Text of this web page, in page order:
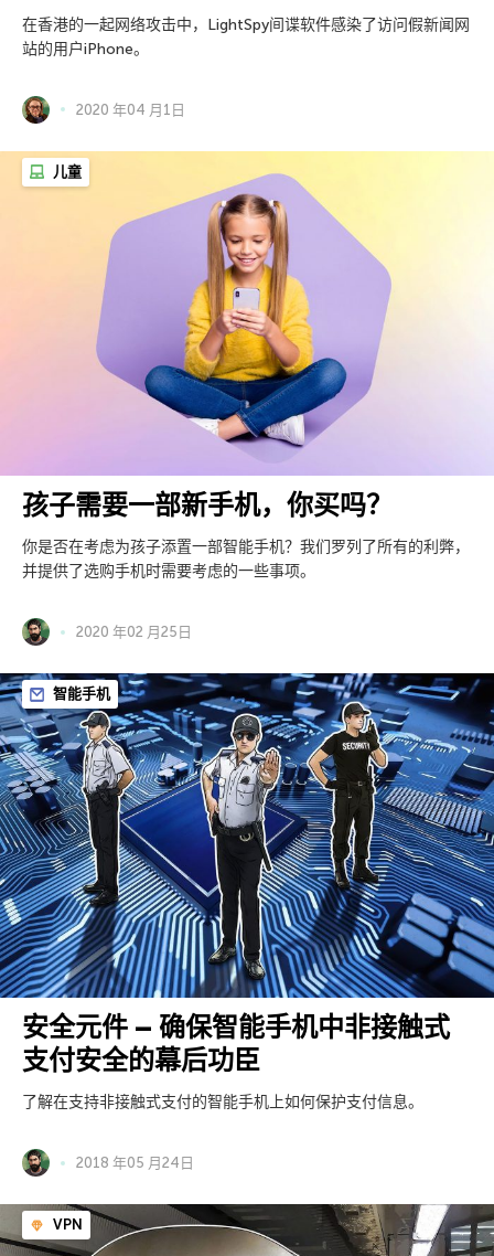
在香港的一起网络攻击中，LightSpy间谍软件感染了访问假新闻网
站的用户iPhone。
2020 年04 月1日
儿童
孩子需要一部新手机，你买吗？
你是否在考虑为孩子添置一部智能手机？我们罗列了所有的利弊，
并提供了选购手机时需要考虑的一些事项。
2020 年02 月25日
智能手机
安全元件 – 确保智能手机中非接触式
支付安全的幕后功臣
了解在支持非接触式支付的智能手机上如何保护支付信息。
2018 年05 月24日
VPN